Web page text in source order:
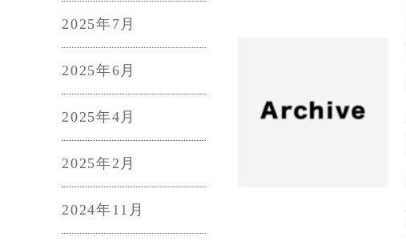
2025年7月
2025年6月
2025年4月
2025年2月
2024年11月